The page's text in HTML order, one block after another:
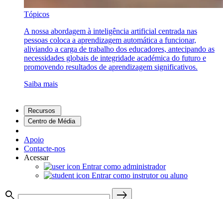
Tópicos
A nossa abordagem à inteligência artificial centrada nas
pessoas coloca a aprendizagem automática a funcionar,
aliviando a carga de trabalho dos educadores, antecipando as
necessidades globais de integridade académica do futuro e
promovendo resultados de aprendizagem significativos.
Saiba mais
Recursos
Centro de Média
Apoio
Contacte-nos
Acessar
Entrar como administrador
Entrar como instrutor ou aluno
search
east